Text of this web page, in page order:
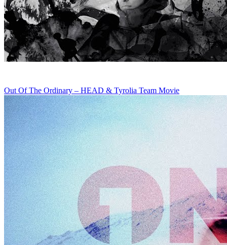
Out Of The Ordinary – HEAD & Tyrolia Team Movie